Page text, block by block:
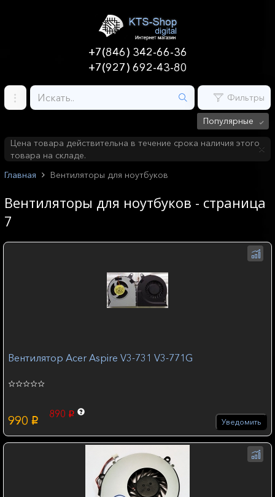
+7(846) 342-66-36
+7(927) 692-43-80
Фильтры
Популярные
Цена товара действительна в течение срока наличия этого
товара на складе.
Главная
Вентиляторы для ноутбуков
Вентиляторы для ноутбуков - страница
7
Вентилятор Acer Aspire V3-731 V3-771G
990 p
890 p
Уведомить